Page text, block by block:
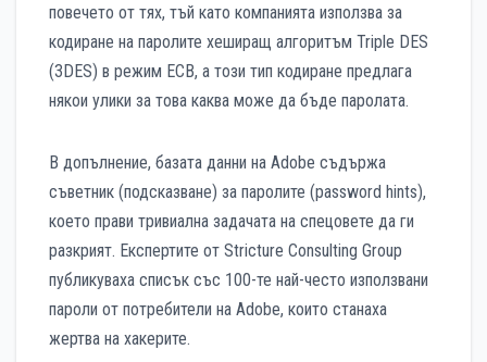
повечето от тях, тъй като компанията използва за
кодиране на паролите хеширащ алгоритъм Triple DES
(3DES) в режим ECB, а този тип кодиране предлага
някои улики за това каква може да бъде паролата.
В допълнение, базата данни на Adobe съдържа
съветник (подсказване) за паролите (password hints),
което прави тривиална задачата на спецовете да ги
разкрият. Експертите от Stricture Consulting Group
публикуваха списък със 100-те най-често използвани
пароли от потребители на Adobe, които станаха
жертва на хакерите.